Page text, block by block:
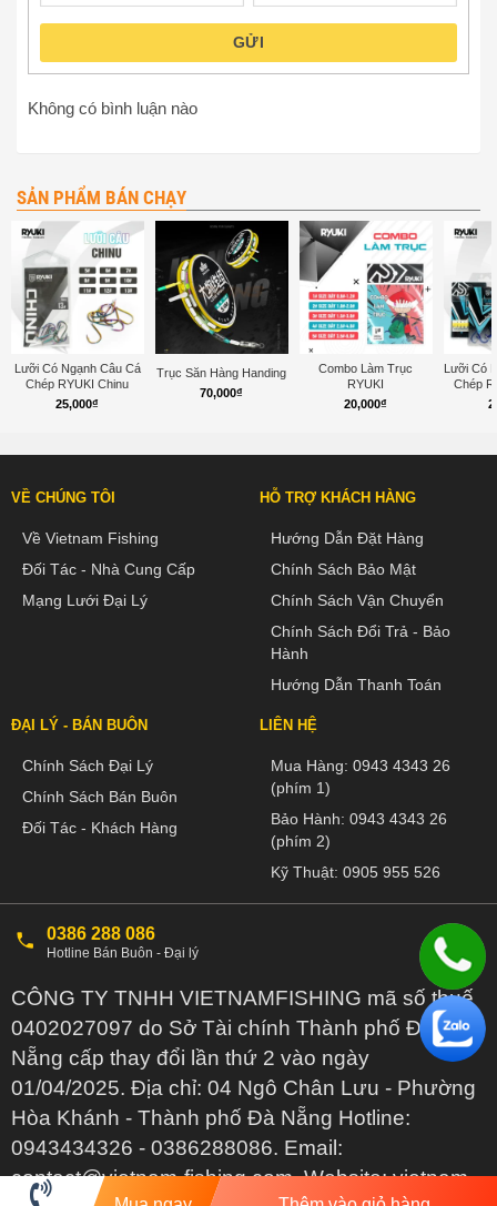
GỬI
Không có bình luận nào
SẢN PHẨM BÁN CHẠY
Lưỡi Có Ngạnh Câu Cá
Chép RYUKI Chinu
25,000₫
Trục Săn Hàng Handing
70,000₫
Combo Làm Trục
RYUKI
20,000₫
Lưỡi Có
Chép
VỀ CHÚNG TÔI
Về Vietnam Fishing
Đối Tác - Nhà Cung Cấp
Mạng Lưới Đại Lý
HỖ TRỢ KHÁCH HÀNG
Hướng Dẫn Đặt Hàng
Chính Sách Bảo Mật
Chính Sách Vận Chuyển
Chính Sách Đổi Trả - Bảo
Hành
Hướng Dẫn Thanh Toán
ĐẠI LÝ - BÁN BUÔN
Chính Sách Đại Lý
Chính Sách Bán Buôn
Đối Tác - Khách Hàng
LIÊN HỆ
Mua Hàng: 0943 4343 26
(phím 1)
Bảo Hành: 0943 4343 26
(phím 2)
Kỹ Thuật: 0905 955 526
0386 288 086
Hotline Bán Buôn - Đại lý
CÔNG TY TNHH VIETNAMFISHING mã số thuế
0402027097 do Sở Tài chính Thành phố Đà
Nẵng cấp thay đổi lần thứ 2 vào ngày
01/04/2025. Địa chỉ: 04 Ngô Chân Lưu - Phường
Hòa Khánh - Thành phố Đà Nẵng Hotline:
0943434326 - 0386288086. Email:
contact@vietnam-fishing.com. Website: vietnam-